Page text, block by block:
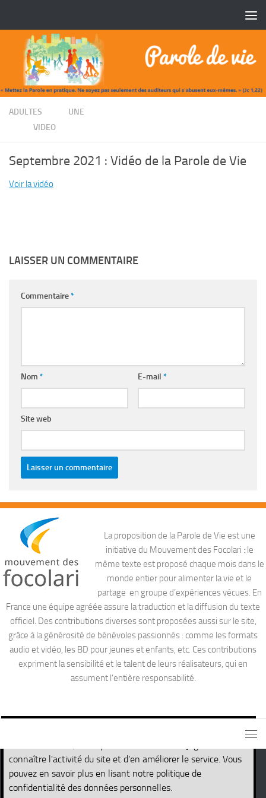
ADULTES UNE
VIDEO
Septembre 2021 : Vidéo de la Parole de Vie
Voir la vidéo
LAISSER UN COMMENTAIRE
Commentaire*
Nom * E-mail *
Site web
La proposition de la Parole de Vie est une
initiative du Mouvement des Focolari : le
même texte est proposé chaque mois dans le
monde entier pour alimenter la vie et le
partage en groupe d’expériences vécues. En
France une équipe agréée assure la traduction et la diffusion du texte
officiel. Des contributions diverses sont proposées aussi sur le site,
grâce à la générosité de bénévoles passionnés : comme les formats
audio et vidéo, les BD pour jeunes et enfants, etc. Ces contributions
expriment la sensibilité et le talent de leurs réalisateurs, qui en
assument l’entière responsabilité.
Site de la Parole de Vie © 2026. Tous droits réservés.
connaître l'activité du site et d'en améliorer le service. Vous
pouvez en savoir plus en lisant notre politique de
confidentialité des données personnelles.